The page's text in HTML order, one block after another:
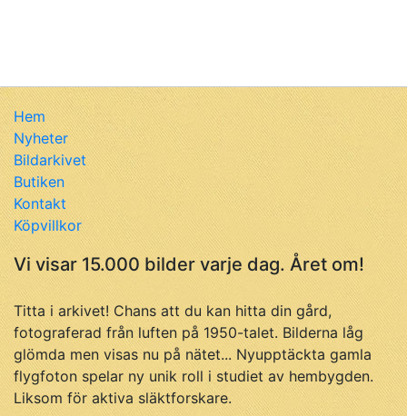
Hem
Nyheter
Bildarkivet
Butiken
Kontakt
Köpvillkor
Vi visar 15.000 bilder varje dag. Året om!
Titta i arkivet! Chans att du kan hitta din gård,
fotograferad från luften på 1950-talet. Bilderna låg
glömda men visas nu på nätet... Nyupptäckta gamla
flygfoton spelar ny unik roll i studiet av hembygden.
Liksom för aktiva släktforskare.